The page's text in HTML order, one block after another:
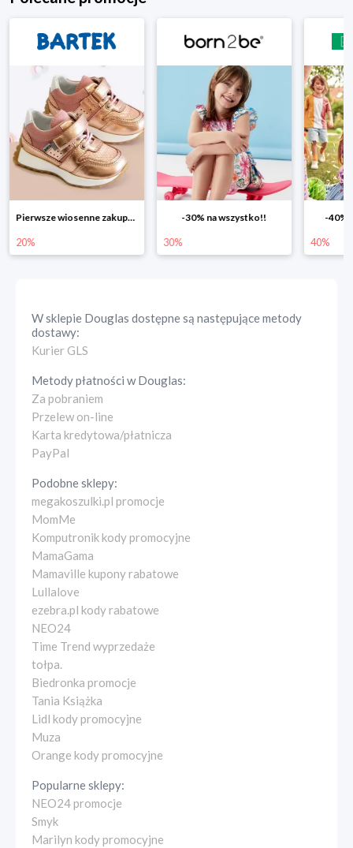
Pierwsze wiosenne zakupy -20%
20%
-30% na wszystko!!
30%
-40%
40%
W sklepie Douglas dostępne są następujące metody
dostawy:
Kurier GLS
Metody płatności wDouglas:
Za pobraniem
Przelew on-line
Karta kredytowa/płatnicza
PayPal
Podobne sklepy:
megakoszulki.pl promocje
MomMe
Komputronik kody promocyjne
MamaGama
Mamaville kupony rabatowe
Lullalove
ezebra.pl kody rabatowe
NEO24
Time Trend wyprzedaże
tołpa.
Biedronka promocje
Tania Książka
Lidl kody promocyjne
Muza
Orange kody promocyjne
Popularne sklepy:
NEO24 promocje
Smyk
Marilyn kody promocyjne